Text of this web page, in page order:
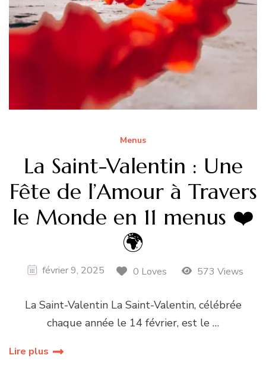
Menus
La Saint-Valentin : Une
Fête de l’Amour à Travers
le Monde en 11 menus ❤️
🌍
février 9, 2025 0 Loves 573 Views
La Saint-Valentin La Saint-Valentin, célébrée
chaque année le 14 février, est le …
Lire plus